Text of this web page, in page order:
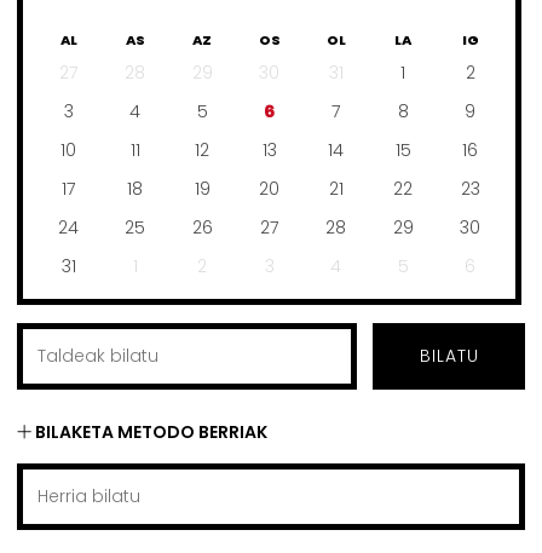
AL AS AZ OS OL LA IG
27 28 29 30 31 1
2
3
4 5 6 7 8
9
10
11 12 13 14 15
16
17
18 19 20 21 22
23
24
25 26 27 28 29
30
31
1 2 3 4 5 6
BILATU
BILAKETA METODO BERRIAK